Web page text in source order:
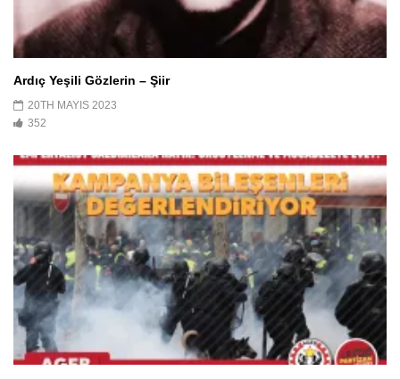
Ardıç Yeşili Gözlerin – Şiir
20TH MAYIS 2023
352